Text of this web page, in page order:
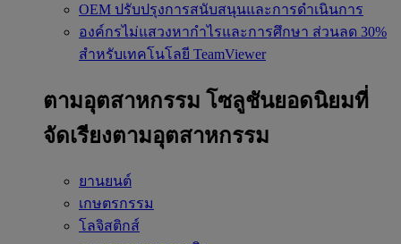
OEM ปรับปรุงการสนับสนุนและการดำเนินการ
องค์กรไม่แสวงหากำไรและการศึกษา ส่วนลด 30%
สำหรับเทคโนโลยี TeamViewer
ตามอุตสาหกรรม โซลูชันยอดนิยมที่
จัดเรียงตามอุตสาหกรรม
ยานยนต์
เกษตรกรรม
โลจิสติกส์